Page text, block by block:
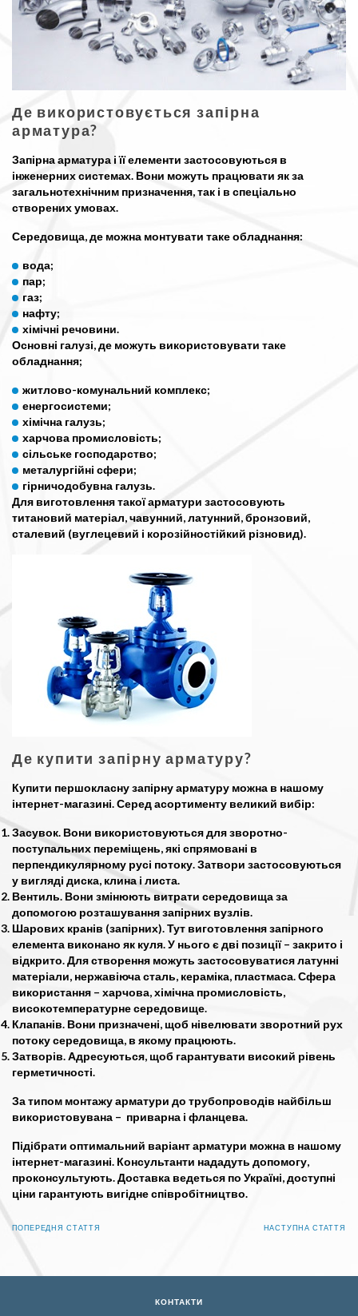
Де використовується запірна
арматура?
Запірна арматура і її елементи застосовуються в
інженерних системах. Вони можуть працювати як за
загальнотехнічним призначення, так і в спеціально
створених умовах.
Середовища, де можна монтувати таке обладнання:
вода;
пар;
газ;
нафту;
хімічні речовини.
Основні галузі, де можуть використовувати таке
обладнання;
житлово-комунальний комплекс;
енергосистеми;
хімічна галузь;
харчова промисловість;
сільське господарство;
металургійні сфери;
гірничодобувна галузь.
Для виготовлення такої арматури застосовують
титановий матеріал, чавунний, латунний, бронзовий,
сталевий (вуглецевий і корозійностійкий різновид).
Де купити запірну арматуру?
Купити першокласну запірну арматуру можна в нашому
інтернет-магазині. Серед асортименту великий вибір:
Засувок. Вони використовуються для зворотно-
поступальних переміщень, які спрямовані в
перпендикулярному русі потоку. Затвори застосовуються
у вигляді диска, клина і листа.
Вентиль. Вони змінюють витрати середовища за
допомогою розташування запірних вузлів.
Шарових кранів (запірних). Тут виготовлення запірного
елемента виконано як куля. У нього є дві позиції – закрито і
відкрито. Для створення можуть застосовуватися латунні
матеріали, нержавіюча сталь, кераміка, пластмаса. Сфера
використання – харчова, хімічна промисловість,
високотемпературне середовище.
Клапанів. Вони призначені, щоб нівелювати зворотний рух
потоку середовища, в якому працюють.
Затворів. Адресуються, щоб гарантувати високий рівень
герметичності.
За типом монтажу арматури до трубопроводів найбільш
використовувана – приварна і фланцева.
Підібрати оптимальний варіант арматури можна в нашому
інтернет-магазині. Консультанти нададуть допомогу,
проконсультують. Доставка ведеться по Україні, доступні
ціни гарантують вигідне співробітництво.
ПОПЕРЕДНЯ СТАТТЯ НАСТУПНА СТАТТЯ
КОНТАКТИ